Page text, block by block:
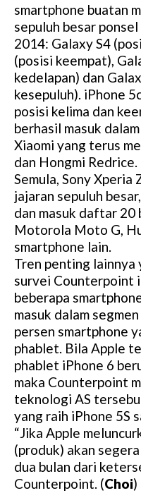
smartphone buatan
sepuluh besar
2014: Galaxy S4
(posisi keempat),
kedelapan) dan
kesepuluh). iPhone
posisi kelima dan
berhasil masuk
Xiaomi yang terus
dan Hongmi Redrice.
Semula, Sony Xperia
jajaran sepuluh
dan masuk daftar 20
Motorola Moto G,
smartphone lain.
Tren penting
survei Counterpoint
beberapa
masuk dalam
persen smartphone
phablet. Bila Apple
phablet iPhone 6
maka Counterpoint
teknologi AS
yang raih iPhone 5S
“Jika Apple
(produk) akan
dua bulan dari
Counterpoint. (Choi)